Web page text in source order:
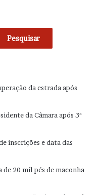
Pesquisar
da estrada após
da Câmara após 3ª
inscrições e data das
20 mil pés de maconha